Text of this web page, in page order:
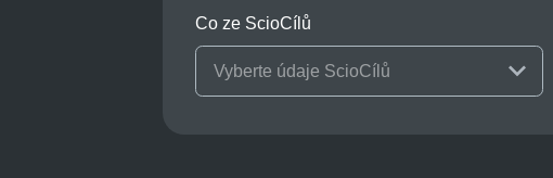
Co ze ScioCílů
Vyberte údaje ScioCílů